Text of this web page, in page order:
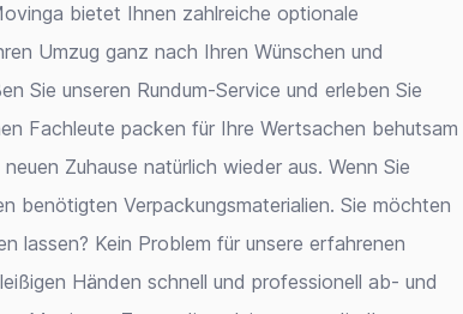
bietet Ihnen zahlreiche optionale
Umzug ganz nach Ihren Wünschen und
Sie unseren Rundum-Service und erleben Sie
Fachleute packen für Ihre Wertsachen behutsam
Zuhause natürlich wieder aus. Wenn Sie
benötigten Verpackungsmaterialien. Sie möchten
lassen? Kein Problem für unsere erfahrenen
Händen schnell und professionell ab- und